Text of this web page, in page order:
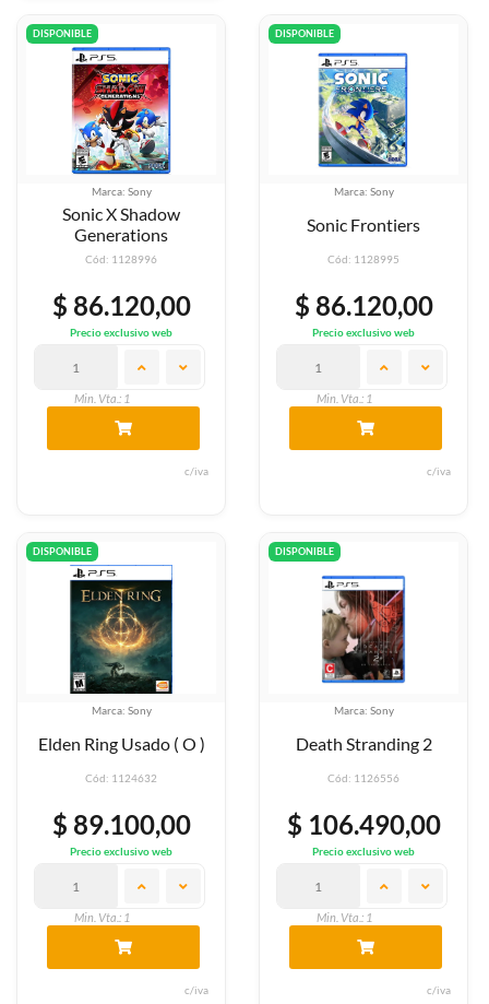
DISPONIBLE
Marca: Sony
Sonic X Shadow
Generations
Cód: 1128996
$ 86.120,00
Precio exclusivo web
Min. Vta.: 1
c/iva
DISPONIBLE
Marca: Sony
Sonic Frontiers
Cód: 1128995
$ 86.120,00
Precio exclusivo web
Min. Vta.: 1
c/iva
DISPONIBLE
Marca: Sony
Elden Ring Usado ( O )
Cód: 1124632
$ 89.100,00
Precio exclusivo web
Min. Vta.: 1
c/iva
DISPONIBLE
Marca: Sony
Death Stranding 2
Cód: 1126556
$ 106.490,00
Precio exclusivo web
Min. Vta.: 1
c/iva